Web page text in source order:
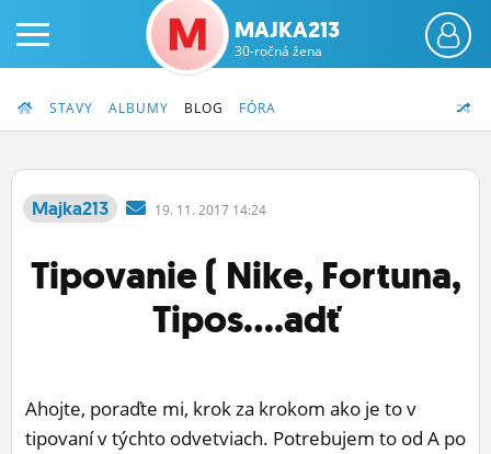
PRIHLÁS SA
ČINŽIAK
FÓRUM
BLOGY
MAJKA213
30-ročná žena
STAVY ALBUMY BLOG FÓRA
Majka213 19. 11. 2017 14:24
Tipovanie ( Nike, Fortuna,
Tipos....adť
Ahojte, poraďte mi, krok za krokom ako je to v
tipovaní v týchto odvetviach. Potrebujem to od A po